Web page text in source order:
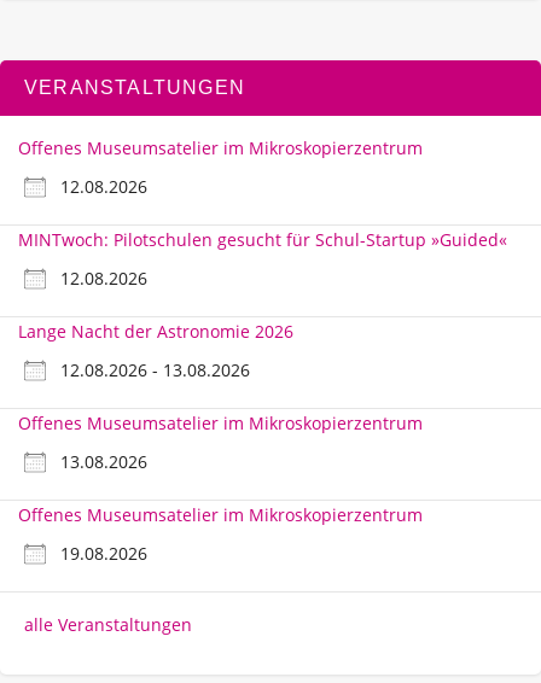
VERANSTALTUNGEN
Offenes Museumsatelier im Mikroskopierzentrum
12.08.2026
MINTwoch: Pilotschulen gesucht für Schul-Startup »Guided«
12.08.2026
Lange Nacht der Astronomie 2026
12.08.2026 - 13.08.2026
Offenes Museumsatelier im Mikroskopierzentrum
13.08.2026
Offenes Museumsatelier im Mikroskopierzentrum
19.08.2026
alle Veranstaltungen